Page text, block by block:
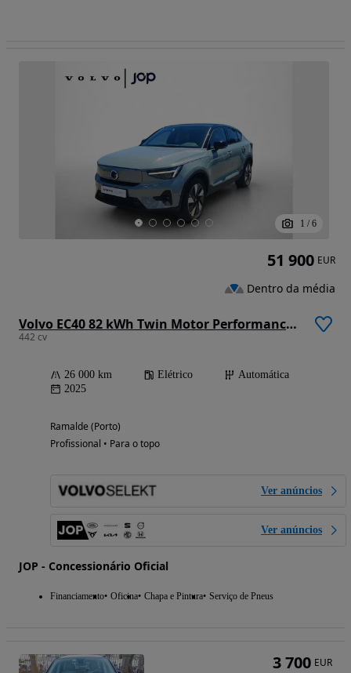
1 / 6
Volvo EC40 82 kWh Twin Motor Performance Ultra
442 cv
26 000 km Elétrico
Automática
2025
Ramalde (Porto)
Profissional • Para o topo
Ver anúncios
Ver anúncios
JOP - Concessionário Oficial
Financiamento Oficina Chapa e Pintura Serviço de Pneus
51 900 EUR
Dentro da média
3 700 EUR